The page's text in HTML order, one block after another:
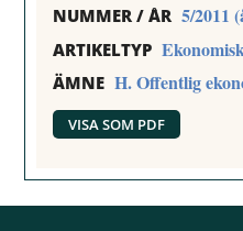
NUMMER / ÅR 5/2011
ARTIKELTYP
ÄMNE H. Offentlig
VISA SOM PDF